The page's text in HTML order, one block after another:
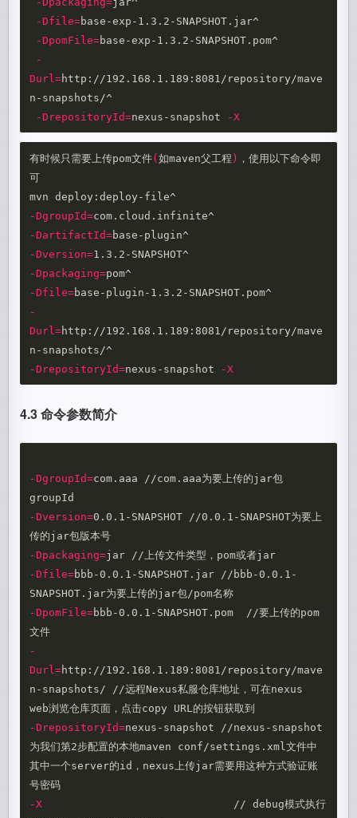
-Dfile=base-exp-1.3.2-SNAPSHOT.jar^
-DpomFile=base-exp-1.3.2-SNAPSHOT.pom^
-
Durl=http://192.168.1.189:8081/repository/mave
n-snapshots/^
-DrepositoryId=nexus-snapshot -X
有时候只需要上传pom文件(如maven父工程 ) ，使用以下命令即
可
-DgroupId=
-DartifactId=
-Dversion=
-Dpackaging=
-Dfile=
-
Durl=http://192.168.1.189:8081/repository/mave
-DrepositoryId=nexus-snapshot -X
4.3 命令参数简介
-DgroupId=com.aaa //com.aaa为要上传的jar包
-Dversion=0.0.1-SNAPSHOT //0.0.1-SNAPSHOT为要上
-Dpackaging=
-Dfile=bbb-0.0.1-SNAPSHOT.jar //bbb-0.0.1-
-DpomFile=bbb-0.0.1-SNAPSHOT.pom  //要上传的pom
-
Durl=http://192.168.1.189:8081/repository/mave
n-snapshots/ //远程Nexus私服仓库地址，可在nexus
-DrepositoryId=nexus-snapshot //nexus-snapshot
为我们第2步配置的本地maven conf/settings.xml文件中
其中一个server的id，nexus上传jar需要用这种方式验证账
-X